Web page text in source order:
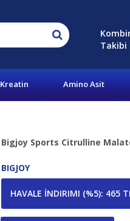
Takibi
Kreatin Amino Asit
Bigjoy Sports Citrulline
BIGJOY
HAVALE İNDIRIMI (%5): 465